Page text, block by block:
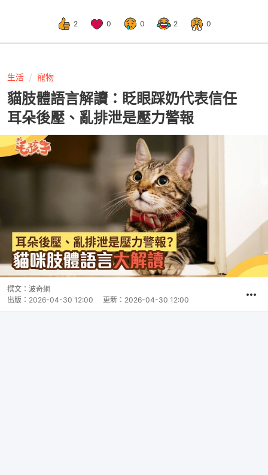
2 0 0 2 0
生活 寵物
貓肢體語言解讀：眨眼踩奶代表信任
耳朵後壓、亂排泄是壓力警報
撰文： 波奇網
出版： 2026-04-30 12:00 更新： 2026-04-30 12:00